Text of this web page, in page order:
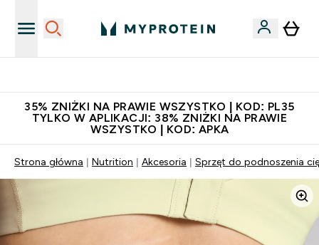
35% ZNIŻKI NA PRAWIE WSZYSTKO | KOD: PL35
TYLKO W APLIKACJI: 38% ZNIŻKI NA PRAWIE
WSZYSTKO | KOD: APKA
Strona główna Nutrition Akcesoria Sprzęt do podnoszenia